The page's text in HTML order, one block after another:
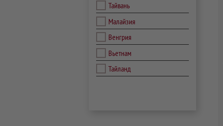
Тайвань
Малайзия
Венгрия
Вьетнам
Тайланд